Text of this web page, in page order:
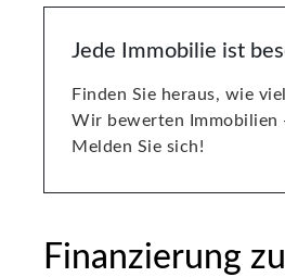
Jede Immobilie ist
Finden Sie heraus, wie
Wir bewerten Immobilien
Melden Sie sich!
Finanzierung